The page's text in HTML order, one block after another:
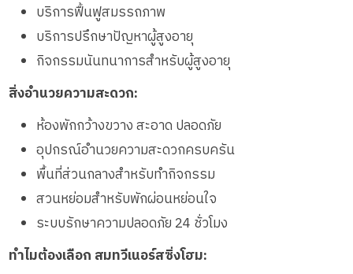
บริการฟื้นฟูสมรรถภาพ
บริการปรึกษาปัญหาผู้สูงอายุ
กิจกรรมนันทนาการสำหรับผู้สูงอายุ
สิ่งอำนวยความสะดวก:
ห้องพักกว้างขวาง สะอาด ปลอดภัย
อุปกรณ์อำนวยความสะดวกครบครัน
พื้นที่ส่วนกลางสำหรับทำกิจกรรม
สวนหย่อมสำหรับพักผ่อนหย่อนใจ
ระบบรักษาความปลอดภัย 24 ชั่วโมง
ทำไมต้องเลือก สมทวีเนอร์สซิ่งโฮม: